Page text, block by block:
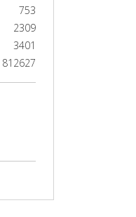
753
2309
3401
812627